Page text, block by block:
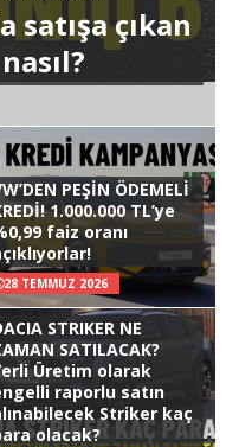
satışa çıkan
PEŞİN ÖDEMELİ
1.000.000 TL’ye
faiz oranı
28 TEMMUZ 2026
STRIKER NE
SATILACAK?
Üretim olarak
raporlu satın
Striker kaç
olacak?